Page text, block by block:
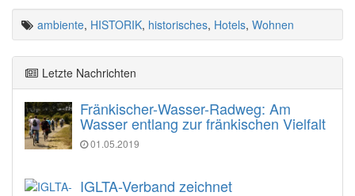
ambiente, HISTORIK, historisches, Hotels, Wohnen
Letzte Nachrichten
Fränkischer-Wasser-Radweg: Am
Wasser entlang zur fränkischen Vielfalt
01.05.2019
IGLTA-Verband zeichnet